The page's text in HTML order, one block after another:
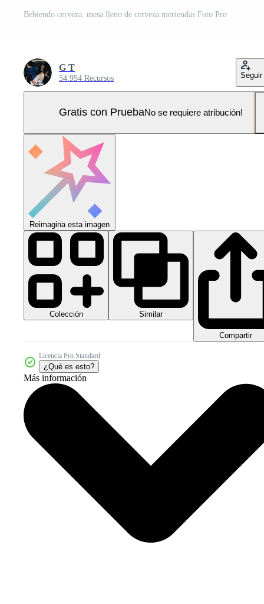
Bebiendo cerveza. mesa lleno de cerveza meriendas Foto Pro
G T
54.954 Recursos Seguir
Gratis con PruebaNo se requiere atribución!
Reimagina esta imagen
Colección Similar
Compartir
Licencia Pro Standard
¿Qué es esto?
Más información